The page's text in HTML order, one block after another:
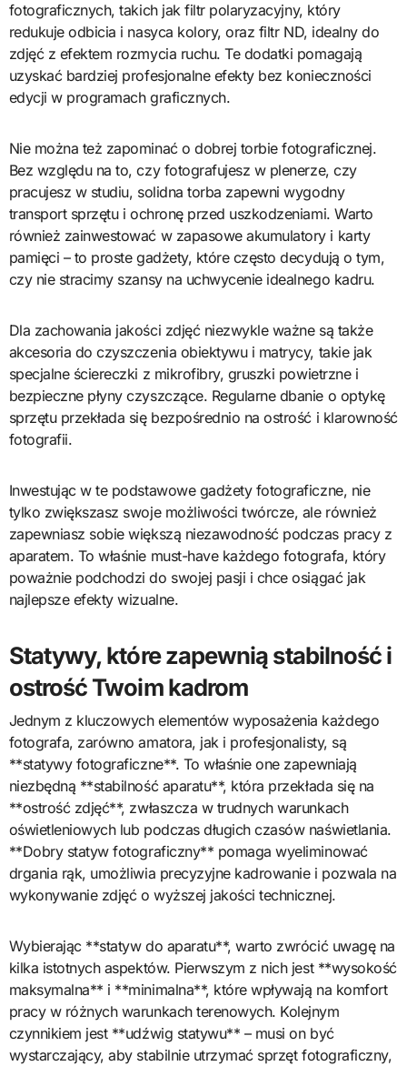
fotograficznych, takich jak filtr polaryzacyjny, który
redukuje odbicia i nasyca kolory, oraz filtr ND, idealny do
zdjęć z efektem rozmycia ruchu. Te dodatki pomagają
uzyskać bardziej profesjonalne efekty bez konieczności
edycji w programach graficznych.
Nie można też zapominać o dobrej torbie fotograficznej.
Bez względu na to, czy fotografujesz w plenerze, czy
pracujesz w studiu, solidna torba zapewni wygodny
transport sprzętu i ochronę przed uszkodzeniami. Warto
również zainwestować w zapasowe akumulatory i karty
pamięci – to proste gadżety, które często decydują o tym,
czy nie stracimy szansy na uchwycenie idealnego kadru.
Dla zachowania jakości zdjęć niezwykle ważne są także
akcesoria do czyszczenia obiektywu i matrycy, takie jak
specjalne ściereczki z mikrofibry, gruszki powietrzne i
bezpieczne płyny czyszczące. Regularne dbanie o optykę
sprzętu przekłada się bezpośrednio na ostrość i klarowność
fotografii.
Inwestując w te podstawowe gadżety fotograficzne, nie
tylko zwiększasz swoje możliwości twórcze, ale również
zapewniasz sobie większą niezawodność podczas pracy z
aparatem. To właśnie must-have każdego fotografa, który
poważnie podchodzi do swojej pasji i chce osiągać jak
najlepsze efekty wizualne.
Statywy, które zapewnią stabilność i
ostrość Twoim kadrom
Jednym z kluczowych elementów wyposażenia każdego
fotografa, zarówno amatora, jak i profesjonalisty, są
**statywy fotograficzne**. To właśnie one zapewniają
niezbędną **stabilność aparatu**, która przekłada się na
**ostrość zdjęć**, zwłaszcza w trudnych warunkach
oświetleniowych lub podczas długich czasów naświetlania.
**Dobry statyw fotograficzny** pomaga wyeliminować
drgania rąk, umożliwia precyzyjne kadrowanie i pozwala na
wykonywanie zdjęć o wyższej jakości technicznej.
Wybierając **statyw do aparatu**, warto zwrócić uwagę na
kilka istotnych aspektów. Pierwszym z nich jest **wysokość
maksymalna** i **minimalna**, które wpływają na komfort
pracy w różnych warunkach terenowych. Kolejnym
czynnikiem jest **udźwig statywu** – musi on być
wystarczający, aby stabilnie utrzymać sprzęt fotograficzny,